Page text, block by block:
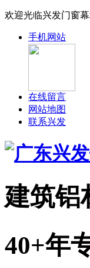
欢迎光临兴发门窗幕
手机网站
在线留言
网站地图
联系兴发
建筑铝
40+年